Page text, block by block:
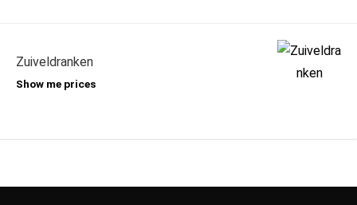
Zuiveldranken
Show me prices